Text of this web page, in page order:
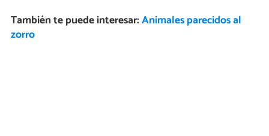
También te puede interesar:Animales parecidos al
zorro